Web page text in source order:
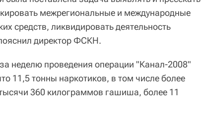
межрегиональные и международные
средств, ликвидировать деятельность
директор ФСКН.
неделю проведения операции "Канал-2008"
11,5 тонны наркотиков, в том числе более
360 килограммов гашиша, более 11